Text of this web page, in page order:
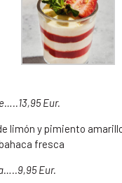
13,95 Eur.
limón y pimiento
fresca
9,95 Eur.